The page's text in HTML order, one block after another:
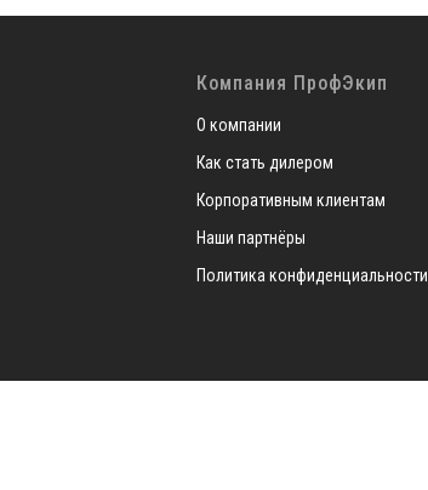
Компания ПрофЭкип
О компании
Как стать дилером
Корпоративным клиентам
Наши партнёры
Политика конфиденциальности